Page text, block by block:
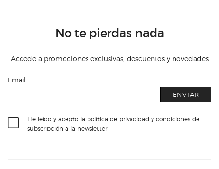
No te pierdas nada
Accede a promociones exclusivas, descuentos y novedades
Email
ENVIAR
He leído y acepto la política de privacidad y condiciones de
subscripción a la newsletter